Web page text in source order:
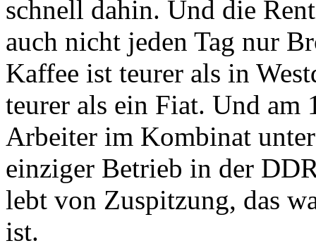
schnell dahin. Und die
auch nicht jeden Tag nur
Kaffee ist teurer als in
teurer als ein Fiat. Und am
Arbeiter im Kombinat
einziger Betrieb in der
lebt von Zuspitzung, das
ist.